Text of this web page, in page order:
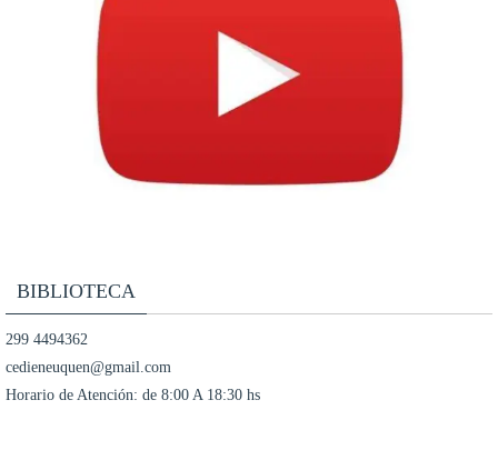
BIBLIOTECA
299 4494362
cedieneuquen@gmail.com
Horario de Atención: de 8:00 A 18:30 hs